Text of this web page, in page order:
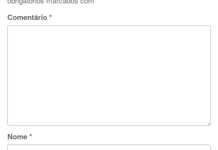
Comentário*
Nome*